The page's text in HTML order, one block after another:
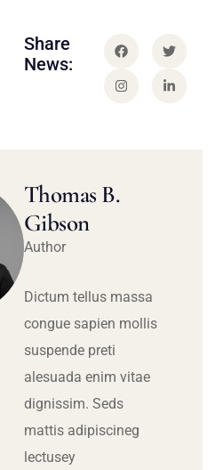
Share
News:
Thomas B.
Gibson
Author
Dictum tellus massa
congue sapien mollis
suspende preti
alesuada enim vitae
dignissim. Seds
mattis adipiscineg
lectusey